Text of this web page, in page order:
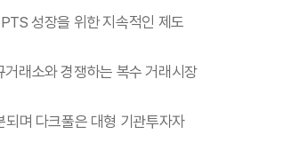
성장을 위한 지속적인 제도
래소와 경쟁하는 복수 거래시장
며 다크풀은 대형 기관투자자